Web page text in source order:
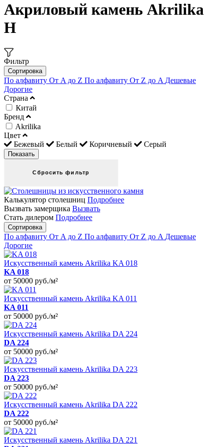
Акриловый камень Akrilika
H
Фильтр
Сортировка
По алфавиту От A до Z По алфавиту От Z до A Дешевые
Дорогие
Страна
Китай
Бренд
Akrilika
Цвет
Бежевый
Белый Коричневый Серый
Калькулятор столешниц Подробнее
Вызвать замерщика Вызвать
Стать дилером Подробнее
Сортировка
По алфавиту От A до Z По алфавиту От Z до A Дешевые
Дорогие
Искусственный камень Akrilika KA 018
KA 018
от 50000 руб./м²
Искусственный камень Akrilika KA 011
KA 011
от 50000 руб./м²
Искусственный камень Akrilika DA 224
DA 224
от 50000 руб./м²
Искусственный камень Akrilika DA 223
DA 223
от 50000 руб./м²
Искусственный камень Akrilika DA 222
DA 222
от 50000 руб./м²
Искусственный камень Akrilika DA 221